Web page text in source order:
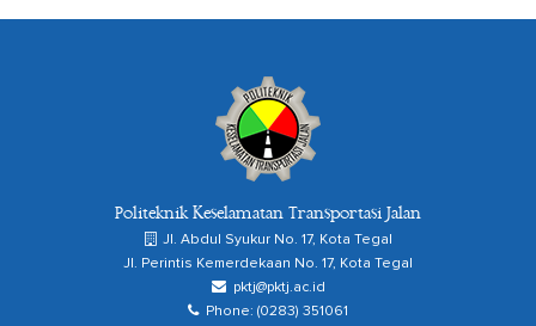
Politeknik Keselamatan Transportasi Jalan
Jl. Abdul Syukur No. 17, Kota Tegal
Jl. Perintis Kemerdekaan No. 17, Kota Tegal
pktj@pktj.ac.id
Phone: (0283) 351061